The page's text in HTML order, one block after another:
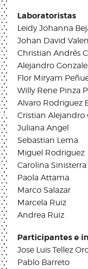
Laboratoristas
Leidy Johanna
Johan David
Christian Andrés
Alejandro
Flor Miryam
Willy Rene Pinza
Alvaro Rodriguez
Cristian Alejandro
Juliana Angel
Sebastian Lema
Miguel Rodriguez
Carolina
Paola Attama
Marco Salazar
Marcela Ruiz
Andrea Ruiz
Participantes e
Jose Luis Tellez
Pablo Barreto